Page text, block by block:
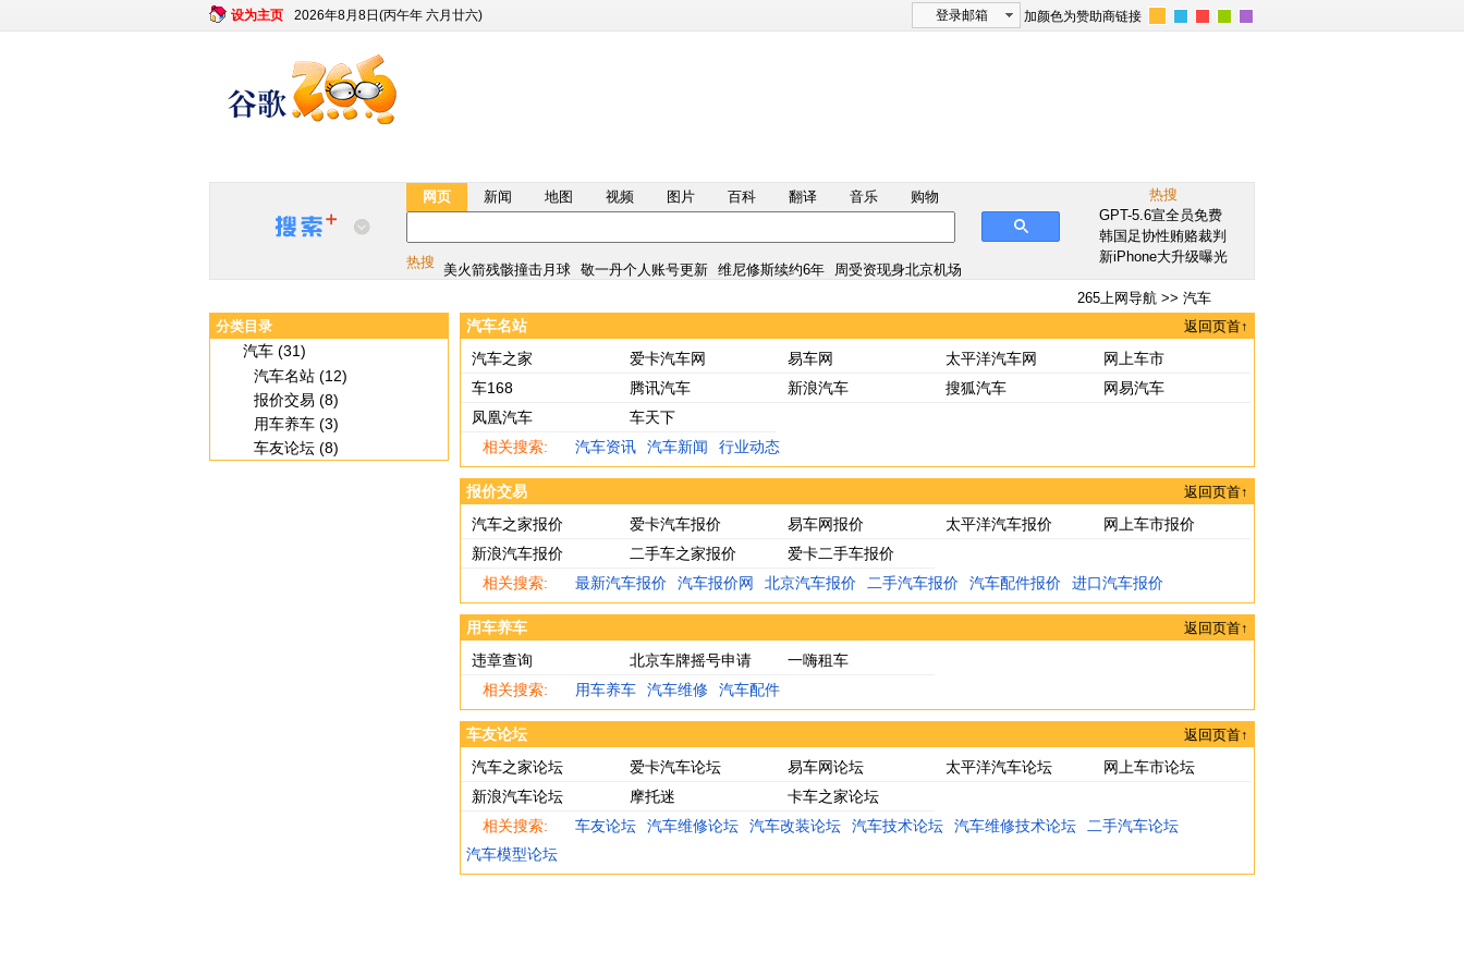
设为主页 2026年8月8日(丙午年 六月廿六) 加颜色为赞助商链接
登录邮箱
网页 新闻 地图 视频 图片 百科 翻译 音乐 购物
热搜
美火箭残骸撞击月球 敬一丹个人账号更新 维尼修斯续约6年
周受资现身北京机场
美火箭残骸撞击月球
热搜
GPT-5.6宣全员免费
韩国足协性贿赂裁判
新iPhone大升级曝光
265上网导航 >> 汽车
返回页首↑
汽车名站
汽车之家
爱卡汽车网 易车网 太平洋汽车网
网上车市
车168
腾讯汽车 新浪汽车 搜狐汽车
网易汽车
凤凰汽车
车天下
相关搜索:
汽车资讯 汽车新闻 行业动态
返回页首↑
报价交易
汽车之家报价
爱卡汽车报价 易车网报价 太平洋汽车报价
网上车市报价
新浪汽车报价
二手车之家报价
爱卡二手车报价
相关搜索:
最新汽车报价 汽车报价网 北京汽车报价 二手汽车报价 汽车配件报价 进口汽车报价
返回页首↑
用车养车
违章查询
北京车牌摇号申请
一嗨租车
相关搜索:
用车养车 汽车维修 汽车配件
返回页首↑
车友论坛
汽车之家论坛
爱卡汽车论坛 易车网论坛 太平洋汽车论坛
网上车市论坛
新浪汽车论坛
摩托迷
卡车之家论坛
相关搜索:
车友论坛 汽车维修论坛 汽车改装论坛 汽车技术论坛 汽车维修技术论坛
二手汽车论坛
汽车模型论坛
分类目录
汽车 (31)
汽车名站 (12)
报价交易 (8)
用车养车 (3)
车友论坛 (8)